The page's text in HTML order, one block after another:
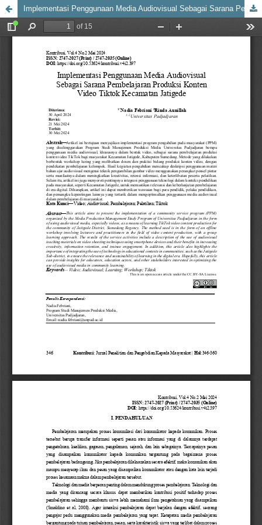
Implementasi Penggunaan Media Audiovisual Sebagai Sarana Pembelajaran Produksi Konten Video Tiktok Kecamatan Jatigede